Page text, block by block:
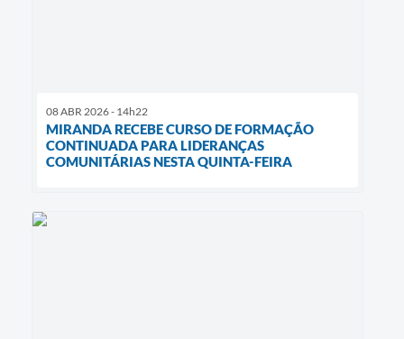
08 ABR 2026 - 14h22
MIRANDA RECEBE CURSO DE FORMAÇÃO
CONTINUADA PARA LIDERANÇAS
COMUNITÁRIAS NESTA QUINTA-FEIRA